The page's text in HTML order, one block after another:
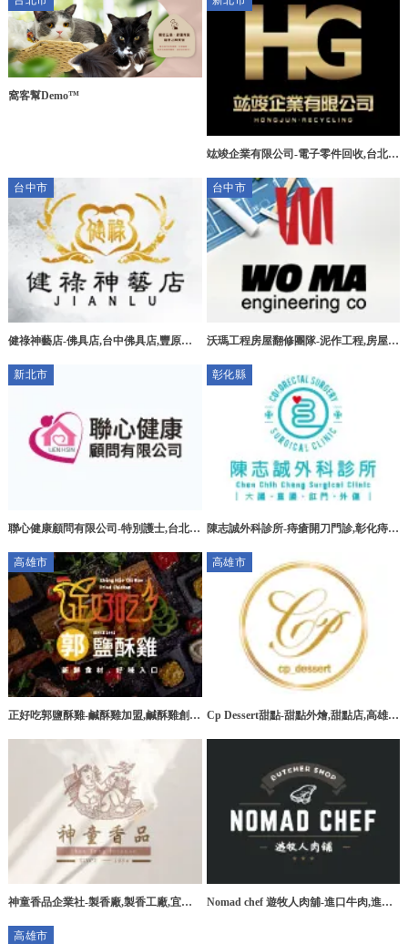
窩客幫Demo™
竑竣企業有限公司-電子零件回收,台北電
電子零件回收
台中市
健祿神藝店-佛具店,台中佛具店,豐原佛
台中市
沃瑪工程房屋翻修團隊-泥作工程,房屋拆
新北市
聯心健康顧問有限公司-特別護士,台北特
彰化縣
陳志誠外科診所-痔瘡開刀門診,彰化痔瘡
高雄市
正好吃郭鹽酥雞-鹹酥雞加盟,鹹酥雞創
高雄市
Cp Dessert甜點-甜點外燴,甜點店,高雄甜
神童香品企業社-製香廠,製香工廠,宜蘭
Nomad chef 遊牧人肉舖-進口牛肉,進口
高雄市